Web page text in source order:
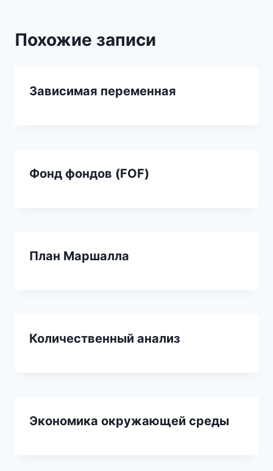
Похожие записи
Зависимая переменная
Фонд фондов (FOF)
План Маршалла
Количественный анализ
Экономика окружающей среды